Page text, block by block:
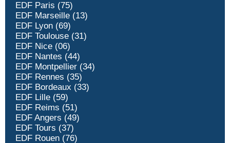
EDF Paris (75)
EDF Marseille (13)
EDF Lyon (69)
EDF Toulouse (31)
EDF Nice (06)
EDF Nantes (44)
EDF Montpellier (34)
EDF Rennes (35)
EDF Bordeaux (33)
EDF Lille (59)
EDF Reims (51)
EDF Angers (49)
EDF Tours (37)
EDF Rouen (76)